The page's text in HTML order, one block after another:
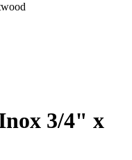
3/4" x